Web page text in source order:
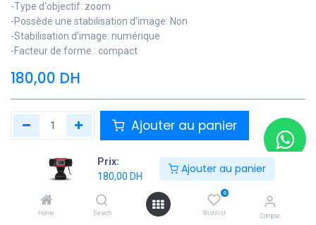
Prix:
180,00 DH
Ajouter au panier
Home Search
0
Wishlist Compte
-Type d'objectif: zoom
-Possède une stabilisation d'image: Non
-Stabilisation d'image: numérique
-Facteur de forme : compact
180,00 DH
Ajouter au panier
Ajouter à la liste de souhaits
Contactez Nous
Soyez averti lorsque le produit est de nouveau en stock